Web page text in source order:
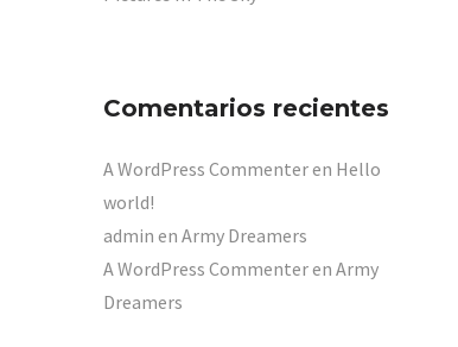
Comentarios recientes
A WordPress Commenteren Hello
world!
admin en Army Dreamers
A WordPress Commenteren Army
Dreamers